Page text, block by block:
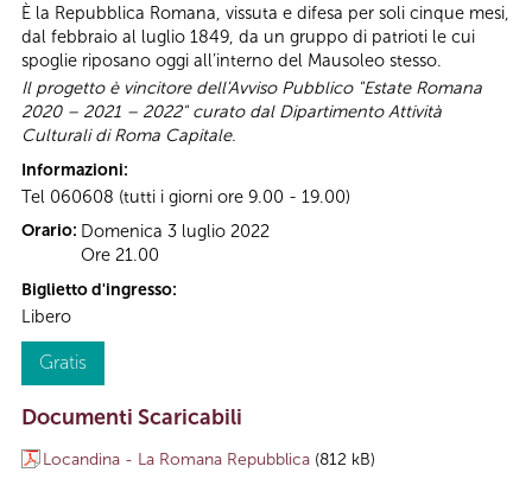
È la Repubblica Romana, vissuta e difesa per soli cinque mesi,
dal febbraio al luglio 1849, da un gruppo di patrioti le cui
spoglie riposano oggi all’interno del Mausoleo stesso.
Il progetto è vincitore dell'Avviso Pubblico "Estate Romana
2020 – 2021 – 2022" curato dal Dipartimento Attività
Culturali di Roma Capitale.
Informazioni:
Tel 060608 (tutti i giorni ore 9.00 - 19.00)
Orario: Domenica 3 luglio 2022
Ore 21.00
Biglietto d'ingresso:
Libero
Gratis
Documenti Scaricabili
Locandina - La Romana Repubblica (812 kB)